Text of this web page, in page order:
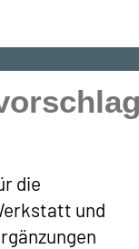
die
und